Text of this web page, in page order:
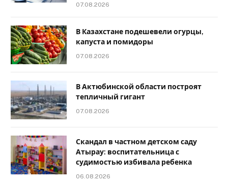
07.08.2026
В Казахстане подешевели огурцы,
капуста и помидоры
07.08.2026
В Актюбинской области построят
тепличный гигант
07.08.2026
Скандал в частном детском саду
Атырау: воспитательница с
судимостью избивала ребенка
06.08.2026